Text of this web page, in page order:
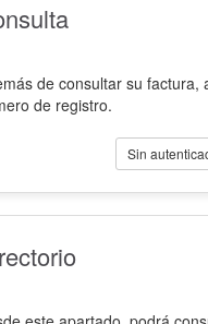
de consultar su
de registro.
Sin